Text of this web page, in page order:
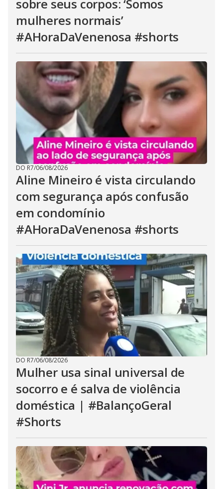
sobre seus corpos: ‘Somos
mulheres normais’
#AHoraDaVenenosa #shorts
DO R7/06/08/2026
Aline Mineiro é vista circulando
com segurança após confusão
em condomínio
#AHoraDaVenenosa #shorts
DO R7/06/08/2026
Mulher usa sinal universal de
socorro e é salva de violência
doméstica | #BalançoGeral
#Shorts